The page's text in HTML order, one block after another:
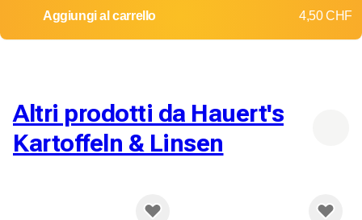
Aggiungi al carrello 4,50 CHF
Altri prodotti da Hauert's
Kartoffeln & Linsen